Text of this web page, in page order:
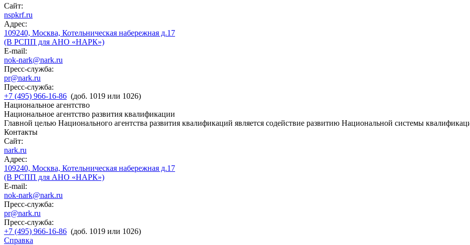
Сайт:
nspkrf.ru
Адрес:
109240, Москва, Котельническая набережная д.17
(В РСПП для АНО «НАРК»)
E-mail:
nok-nark@nark.ru
Пресс-служба:
pr@nark.ru
Пресс-служба:
+7 (495) 966-16-86 (доб. 1019 или 1026)
Национальное агентство
Национальное агентство развития квалификации
Главной целью Национального агентства развития квалификаций является содействие развитию Национальной системы
Контакты
Сайт:
nark.ru
Адрес:
109240, Москва, Котельническая набережная д.17
(В РСПП для АНО «НАРК»)
E-mail:
nok-nark@nark.ru
Пресс-служба:
pr@nark.ru
Пресс-служба:
+7 (495) 966-16-86 (доб. 1019 или 1026)
Справка